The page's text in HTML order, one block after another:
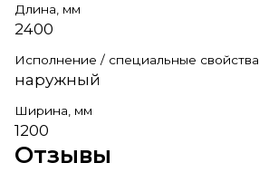
Длина, мм
2400
Исполнение / специальные свойства
наружный
Ширина, мм
1200
Отзывы